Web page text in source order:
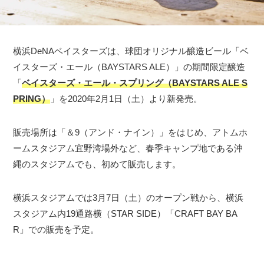
横浜DeNAベイスターズは、球団オリジナル醸造ビール「ベ
イスターズ・エール（BAYSTARS ALE）」の期間限定醸造
「ベイスターズ・エール・スプリング（BAYSTARS ALE S
PRING） 」を2020年2月1日（土）より新発売。
販売場所は「＆9（アンド・ナイン）」をはじめ、アトムホ
ームスタジアム宜野湾場外など、春季キャンプ地である沖
縄のスタジアムでも、初めて販売します。
横浜スタジアムでは3月7日（土）のオープン戦から、横浜
スタジアム内19通路横（STAR SIDE）「CRAFT BAY BA
R」での販売を予定。